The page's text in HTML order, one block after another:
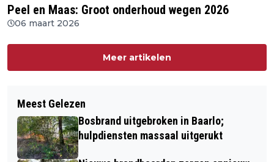
Peel en Maas: Groot onderhoud wegen 2026
06 maart 2026
Meer artikelen
Meest Gelezen
Bosbrand uitgebroken in Baarlo;
hulpdiensten massaal uitgerukt